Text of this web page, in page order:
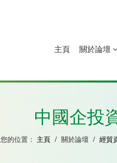
幾內亞比紹
主頁 關於論壇
中國企投
您的位置： 主頁 / 關於論壇 / 經貿